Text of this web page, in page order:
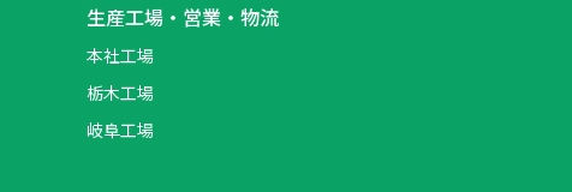
生産工場・営業・物流
本社工場
栃木工場
岐阜工場